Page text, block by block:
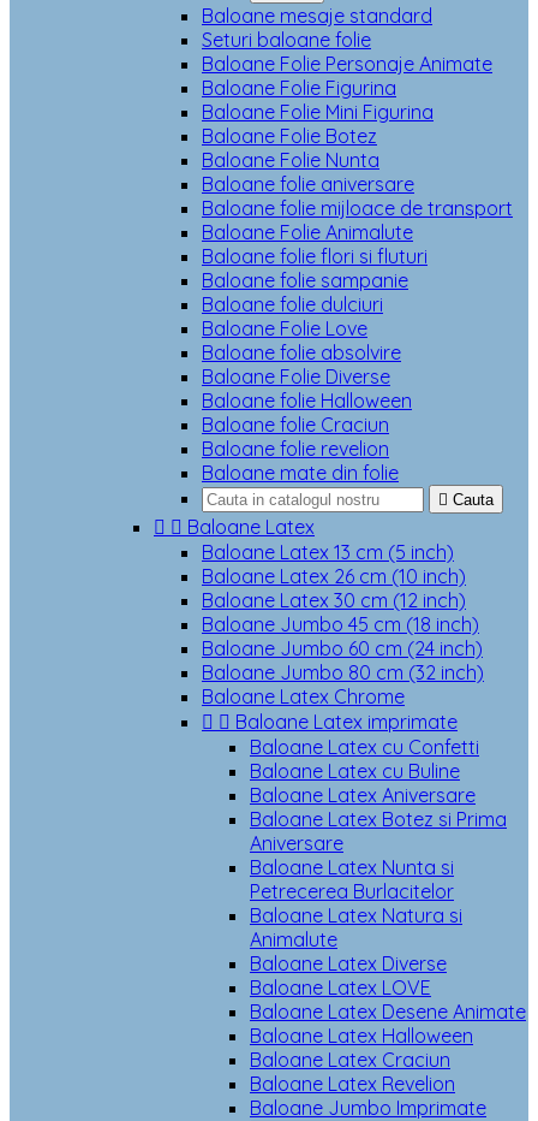
Baloane mesaje standard
Seturi baloane folie
Baloane Folie Personaje Animate
Baloane Folie Figurina
Baloane Folie Mini Figurina
Baloane Folie Botez
Baloane Folie Nunta
Baloane folie aniversare
Baloane folie mijloace de transport
Baloane Folie Animalute
Baloane folie flori si fluturi
Baloane folie sampanie
Baloane folie dulciuri
Baloane Folie Love
Baloane folie absolvire
Baloane Folie Diverse
Baloane folie Halloween
Baloane folie Craciun
Baloane folie revelion
Baloane mate din folie
 Cauta
  Baloane Latex
Baloane Latex 13 cm (5 inch)
Baloane Latex 26 cm (10 inch)
Baloane Latex 30 cm (12 inch)
Baloane Jumbo 45 cm (18 inch)
Baloane Jumbo 60 cm (24 inch)
Baloane Jumbo 80 cm (32 inch)
Baloane Latex Chrome
  Baloane Latex imprimate
Baloane Latex cu Confetti
Baloane Latex cu Buline
Baloane Latex Aniversare
Baloane Latex Botez si Prima
Aniversare
Baloane Latex Nunta si
Petrecerea Burlacitelor
Baloane Latex Natura si
Animalute
Baloane Latex Diverse
Baloane Latex LOVE
Baloane Latex Desene Animate
Baloane Latex Halloween
Baloane Latex Craciun
Baloane Latex Revelion
Baloane Jumbo Imprimate